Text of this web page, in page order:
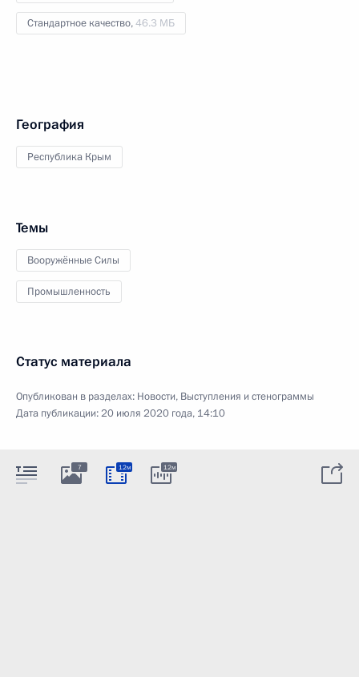
Стандартное качество,46.3 МБ
География
Республика Крым
Темы
Вооружённые Силы
Промышленность
Статус материала
Опубликован в разделах: Новости, Выступления и стенограммы
Дата публикации:20 июля 2020 года, 14:10
7 12м 12м